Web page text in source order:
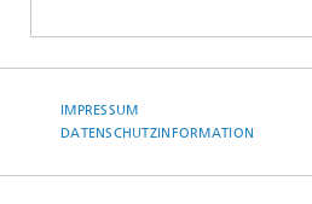
IMPRESSUM
DATENSCHUTZINFORMATION